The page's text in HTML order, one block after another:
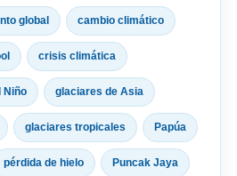
global cambio climático
crisis climática
Niño glaciares de Asia
glaciares tropicales Papúa
pérdida de hielo Puncak Jaya